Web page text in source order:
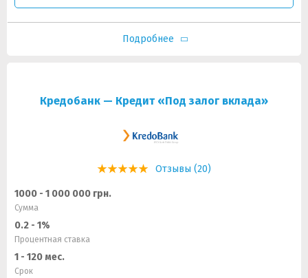
Подробнее
Кредобанк — Кредит «Под залог вклада»
Отзывы (20)
1000 - 1 000 000 грн.
Сумма
0.2 - 1%
Процентная ставка
1 - 120 мес.
Срок